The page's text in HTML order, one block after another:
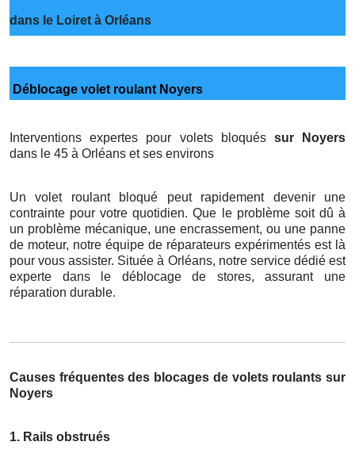
dans le Loiret à Orléans
Déblocage volet roulant Noyers
Interventions expertes pour volets bloqués sur Noyers
dans le 45 à Orléans et ses environs
Un volet roulant bloqué peut rapidement devenir une
contrainte pour votre quotidien. Que le problème soit dû à
un problème mécanique, une encrassement, ou une panne
de moteur, notre équipe de réparateurs expérimentés est là
pour vous assister. Située à Orléans, notre service dédié est
experte dans le déblocage de stores, assurant une
réparation durable.
Causes fréquentes des blocages de volets roulants sur
Noyers
1. Rails obstrués